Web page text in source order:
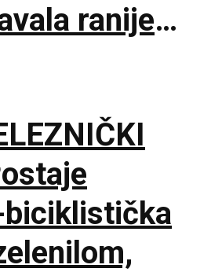
ranije
mislilo